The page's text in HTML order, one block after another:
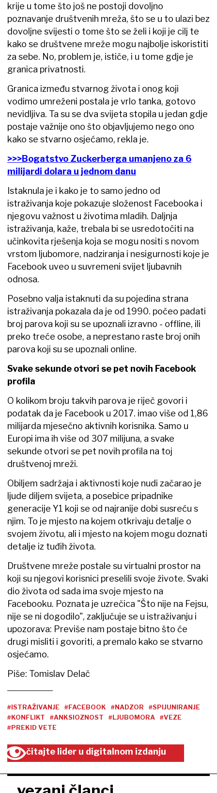
krije u tome što još ne postoji dovoljno
poznavanje društvenih mreža, što se u to ulazi bez
dovoljne svijesti o tome što se želi i koji je cilj te
kako se društvene mreže mogu najbolje iskoristiti
za sebe. No, problem je, ističe, i u tome gdje je
granica privatnosti.
Granica između stvarnog života i onog koji
vodimo umreženi postala je vrlo tanka, gotovo
nevidljiva. Ta su se dva svijeta stopila u jedan gdje
postaje važnije ono što objavljujemo nego ono
kako se stvarno osjećamo, rekla je.
>>>Bogatstvo Zuckerberga umanjeno za 6
milijardi dolara u jednom danu
Istaknula je i kako je to samo jedno od
istraživanja koje pokazuje složenost Facebooka i
njegovu važnost u životima mladih. Daljnja
istraživanja, kaže, trebala bi se usredotočiti na
učinkovita rješenja koja se mogu nositi s novom
vrstom ljubomore, nadziranja i nesigurnosti koje je
Facebook uveo u suvremeni svijet ljubavnih
odnosa.
Posebno valja istaknuti da su pojedina strana
istraživanja pokazala da je od 1990. počeo padati
broj parova koji su se upoznali izravno - offline, ili
preko treće osobe, a neprestano raste broj onih
parova koji su se upoznali online.
Svake sekunde otvori se pet novih Facebook
profila
O kolikom broju takvih parova je riječ govori i
podatak da je Facebook u 2017. imao više od 1,86
milijarda mjesečno aktivnih korisnika. Samo u
Europi ima ih više od 307 milijuna, a svake
sekunde otvori se pet novih profila na toj
društvenoj mreži.
Obiljem sadržaja i aktivnosti koje nudi začarao je
ljude diljem svijeta, a posebice pripadnike
generacije Y1 koji se od najranije dobi susreću s
njim. To je mjesto na kojem otkrivaju detalje o
svojem životu, ali i mjesto na kojem mogu doznati
detalje iz tuđih života.
Društvene mreže postale su virtualni prostor na
koji su njegovi korisnici preselili svoje živote. Svaki
dio života od sada ima svoje mjesto na
Facebooku. Poznata je uzrečica "Što nije na Fejsu,
nije se ni dogodilo", zaključuje se u istraživanju i
upozorava: Previše nam postaje bitno što će
drugi misliti i govoriti, a premalo kako se stvarno
osjećamo.
Piše: Tomislav Delač
#ISTRAŽIVANJE #FACEBOOK #NADZOR
#SPIJUNIRANJE
#KONFLIKT
#ANKSIOZNOST #LJUBOMORA
#VEZE
#PREKID VETE
čitajte lider u digitalnom izdanju